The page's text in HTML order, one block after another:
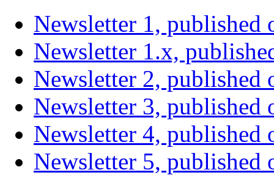
Newsletter 1, published
Newsletter 1.x,
Newsletter 2, published
Newsletter 3, published
Newsletter 4, published
Newsletter 5, published